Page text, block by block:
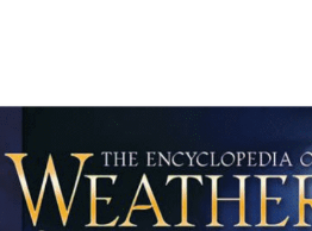
teavikud
raamatukogus